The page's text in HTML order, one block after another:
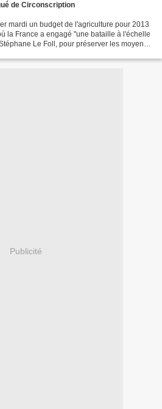
de Circonscription
mardi un budget de l'agriculture pour 2013
la France a engagé "une bataille à l'échelle
Le Foll, pour préserver les moyens
Publicité